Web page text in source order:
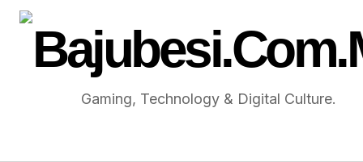
Gaming, Technology & Digital Culture.